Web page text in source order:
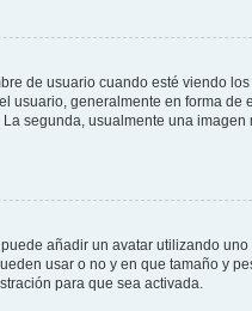
de usuario cuando esté viendo
usuario, generalmente en forma
segunda, usualmente una
añadir un avatar utilizando
usar o no y en que tamaño y
para que sea activada.